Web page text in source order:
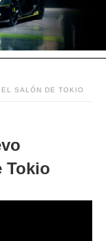
SALÓN DE TOKIO
Tokio